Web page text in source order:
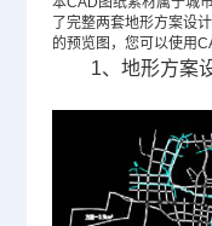
了完整两套地形方案设计
的预览图，您可以使用
1、地形方案